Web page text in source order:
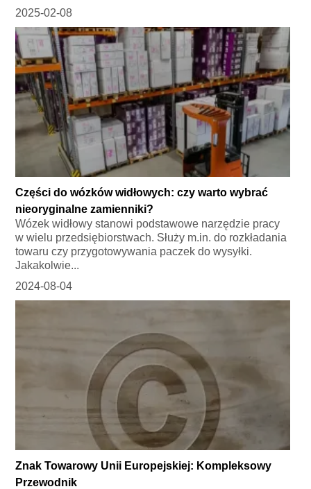
2025-02-08
Części do wózków widłowych: czy warto wybrać
nieoryginalne zamienniki?
Wózek widłowy stanowi podstawowe narzędzie pracy
w wielu przedsiębiorstwach. Służy m.in. do rozkładania
towaru czy przygotowywania paczek do wysyłki.
Jakakolwie...
2024-08-04
Znak Towarowy Unii Europejskiej: Kompleksowy
Przewodnik